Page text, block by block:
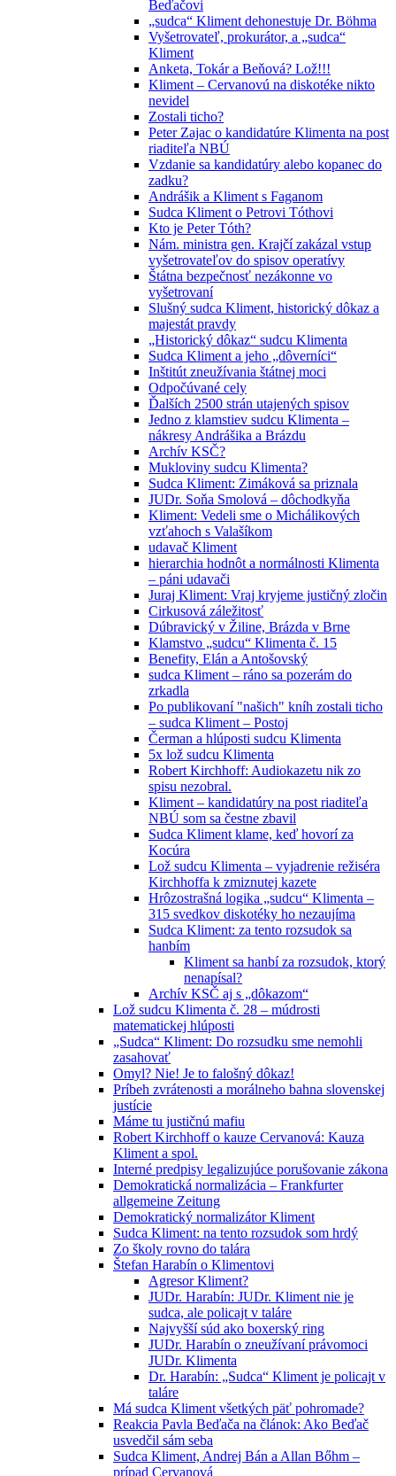
Beďačovi
„sudca“ Kliment dehonestuje Dr. Böhma
Vyšetrovateľ, prokurátor, a „sudca“
Kliment
Anketa, Tokár a Beňová? Lož!!!
Kliment – Cervanovú na diskotéke nikto
nevidel
Zostali ticho?
Peter Zajac o kandidatúre Klimenta na post
riaditeľa NBÚ
Vzdanie sa kandidatúry alebo kopanec do
zadku?
Andrášik a Kliment s Faganom
Sudca Kliment o Petrovi Tóthovi
Kto je Peter Tóth?
Nám. ministra gen. Krajčí zakázal vstup
vyšetrovateľov do spisov operatívy
Štátna bezpečnosť nezákonne vo
vyšetrovaní
Slušný sudca Kliment, historický dôkaz a
majestát pravdy
„Historický dôkaz“ sudcu Klimenta
Sudca Kliment a jeho „dôverníci“
Inštitút zneužívania štátnej moci
Odpočúvané cely
Ďalších 2500 strán utajených spisov
Jedno z klamstiev sudcu Klimenta –
nákresy Andrášika a Brázdu
Archív KSČ?
Mukloviny sudcu Klimenta?
Sudca Kliment: Zimáková sa priznala
JUDr. Soňa Smolová – dôchodkyňa
Kliment: Vedeli sme o Michálikových
vzťahoch s Valašíkom
udavač Kliment
hierarchia hodnôt a normálnosti Klimenta
– páni udavači
Juraj Kliment: Vraj kryjeme justičný zločin
Cirkusová záležitosť
Dúbravický v Žiline, Brázda v Brne
Klamstvo „sudcu“ Klimenta č. 15
Benefity, Elán a Antošovský
sudca Kliment – ráno sa pozerám do
zrkadla
Po publikovaní "našich" kníh zostali ticho
– sudca Kliment – Postoj
Čerman a hlúposti sudcu Klimenta
5x lož sudcu Klimenta
Robert Kirchhoff: Audiokazetu nik zo
spisu nezobral.
Kliment – kandidatúry na post riaditeľa
NBÚ som sa čestne zbavil
Sudca Kliment klame, keď hovorí za
Kocúra
Lož sudcu Klimenta – vyjadrenie režiséra
Kirchhoffa k zmiznutej kazete
Hrôzostrašná logika „sudcu“ Klimenta –
315 svedkov diskotéky ho nezaujíma
Sudca Kliment: za tento rozsudok sa
hanbím
Kliment sa hanbí za rozsudok, ktorý
nenapísal?
Archív KSČ aj s „dôkazom“
Lož sudcu Klimenta č. 28 – múdrosti
matematickej hlúposti
„Sudca“ Kliment: Do rozsudku sme nemohli
zasahovať
Omyl? Nie! Je to falošný dôkaz!
Príbeh zvrátenosti a morálneho bahna slovenskej
justície
Máme tu justičnú mafiu
Robert Kirchhoff o kauze Cervanová: Kauza
Kliment a spol.
Interné predpisy legalizujúce porušovanie zákona
Demokratická normalizácia – Frankfurter
allgemeine Zeitung
Demokratický normalizátor Kliment
Sudca Kliment: na tento rozsudok som hrdý
Zo školy rovno do talára
Štefan Harabín o Klimentovi
Agresor Kliment?
JUDr. Harabín: JUDr. Kliment nie je
sudca, ale policajt v taláre
Najvyšší súd ako boxerský ring
JUDr. Harabín o zneužívaní právomoci
JUDr. Klimenta
Dr. Harabín: „Sudca“ Kliment je policajt v
taláre
Má sudca Kliment všetkých päť pohromade?
Reakcia Pavla Beďača na článok: Ako Beďač
usvedčil sám seba
Sudca Kliment, Andrej Bán a Allan Bőhm –
prípad Cervanová